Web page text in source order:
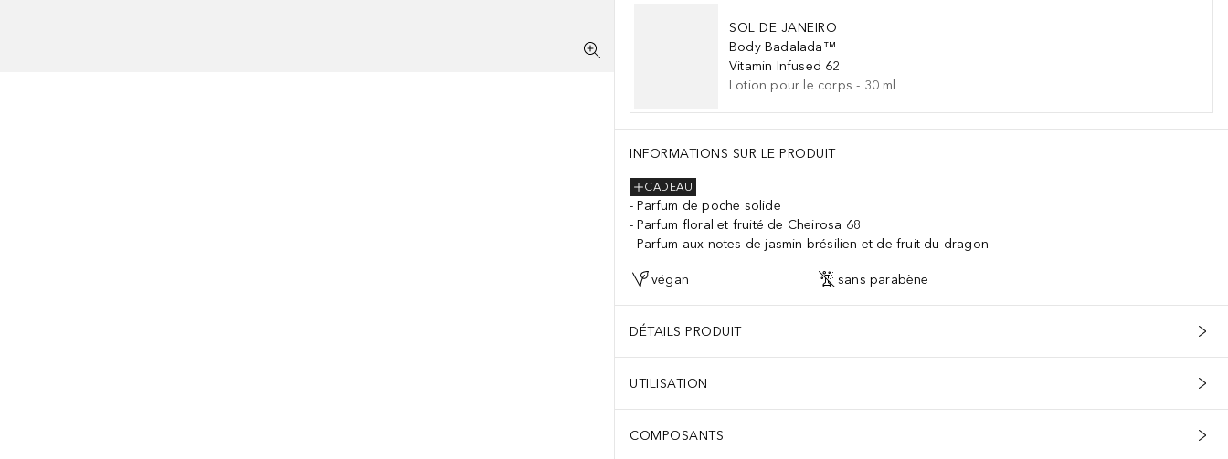
SOL DE JANEIRO
Body Badalada™
Vitamin Infused 62
Lotion pour le corps - 30 ml
INFORMATIONS SUR LE PRODUIT
CADEAU
Parfum de poche solide
Parfum floral et fruité de Cheirosa 68
Parfum aux notes de jasmin brésilien et de fruit du dragon
végan sans parabène
DÉTAILS PRODUIT
UTILISATION
COMPOSANTS